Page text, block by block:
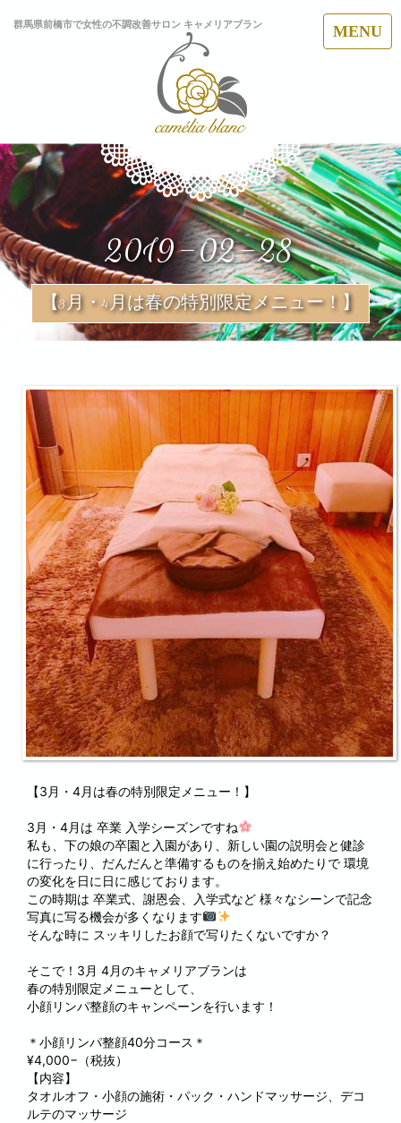
群馬県前橋市で女性の不調改善サロン キャメリアブラン MENU
2019-02-28
【3月・4月は春の特別限定メニュー！】
【3月・4月は春の特別限定メニュー！】
3月・4月は 卒業 入学シーズンですね
私も、下の娘の卒園と入園があり、新しい園の説明会と健診
に行ったり、だんだんと準備するものを揃え始めたりで 環境
の変化を日に日に感じております。
この時期は 卒業式、謝恩会、入学式など 様々なシーンで記念
写真に写る機会が多くなります
そんな時に スッキリしたお顔で写りたくないですか？
そこで！3月 4月のキャメリアブランは
春の特別限定メニューとして、
小顔リンパ整顔のキャンペーンを行います！
＊小顔リンパ整顔40分コース＊
¥4,000−（税抜）
【内容】
タオルオフ・小顔の施術・パック・ハンドマッサージ、デコ
ルテのマッサージ